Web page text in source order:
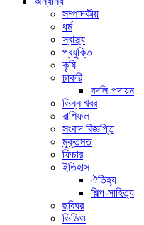
সম্পাদকীয়
ধর্ম
স্বাস্থ্য
প্রযুক্তি
কৃষি
চাকরি
বদলি-পদায়ন
ভিন্ন খবর
রাশিফল
সংবাদ বিজ্ঞপ্তি
মুক্তমত
ফিচার
ইতিহাস
ঐতিহ্য
শিল্প-সাহিত্য
ছবিঘর
ভিডিও